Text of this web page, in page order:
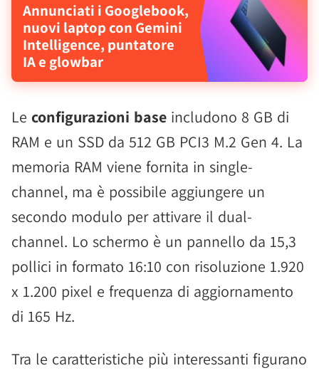
Annunciati i Googlebook,
nuovi laptop con Gemini
Intelligence, puntatore
IA e glowbar
Le configurazioni base includono 8 GB di
RAM e un SSD da 512 GB PCI3 M.2 Gen 4. La
memoria RAM viene fornita in single-
channel, ma è possibile aggiungere un
secondo modulo per attivare il dual-
channel. Lo schermo è un pannello da 15,3
pollici in formato 16:10 con risoluzione 1.920
x 1.200 pixel e frequenza di aggiornamento
di 165 Hz.
Tra le caratteristiche più interessanti figurano